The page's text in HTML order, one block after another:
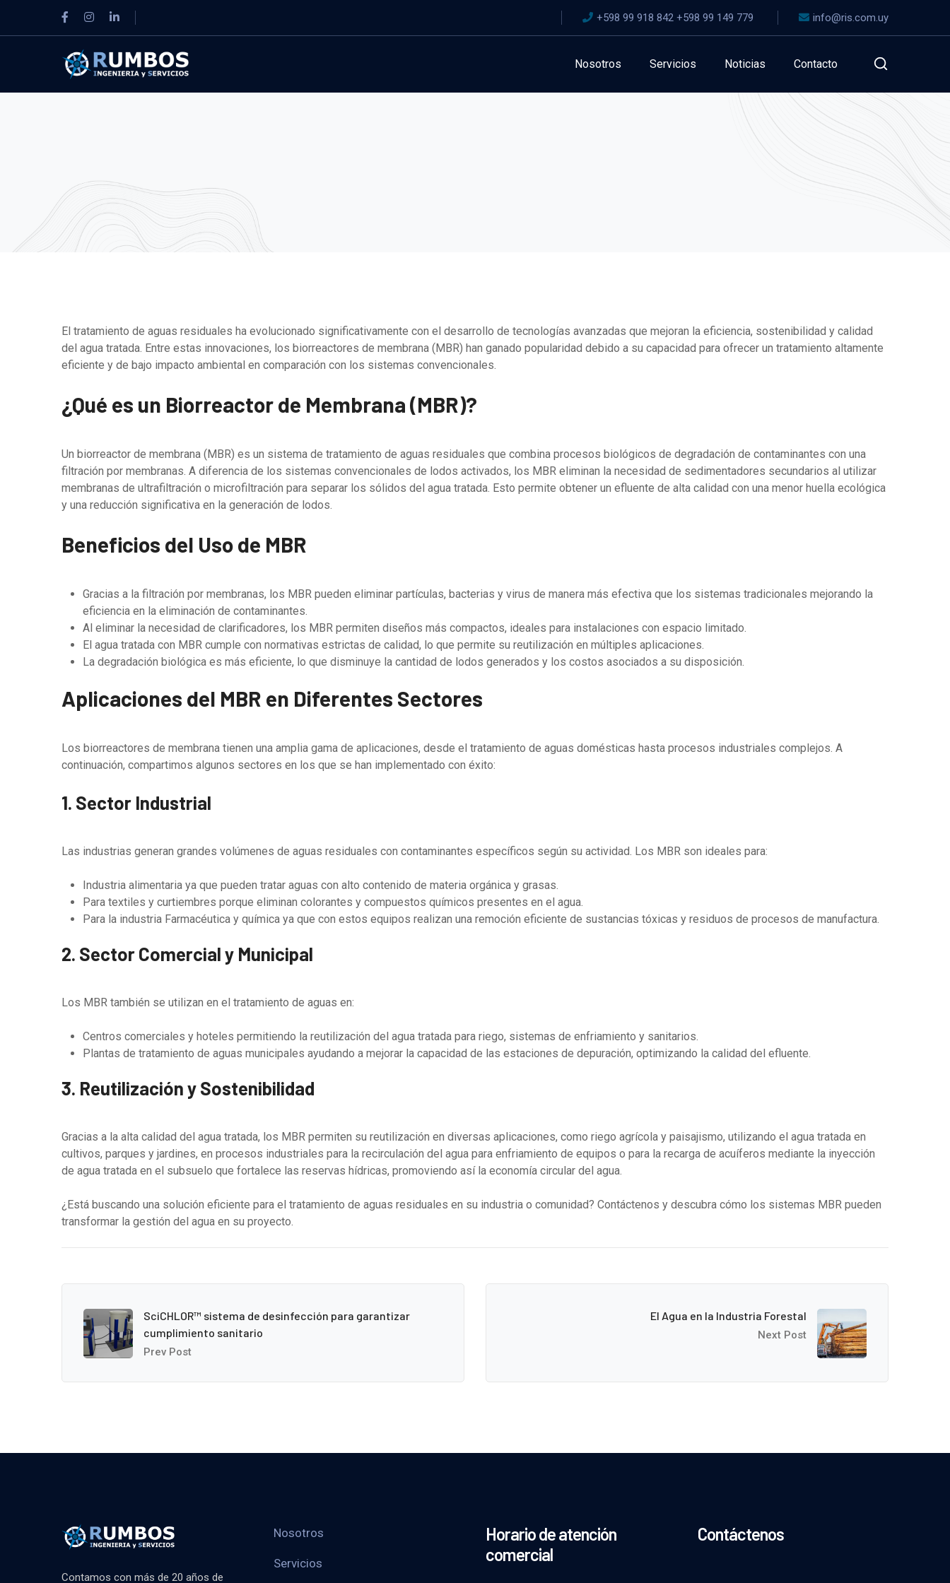
Facebook
Profile
Instagram
Profile
LinkedIn
Profile
+598 99 918 842 +598 99 149 779 info@ris.com.uy
Nosotros Servicios Noticias Contacto
El tratamiento de aguas residuales ha evolucionado significativamente con el desarrollo de tecnologías avanzadas que mejoran la eficiencia, sostenibilidad y calidad
del agua tratada. Entre estas innovaciones, los biorreactores de membrana (MBR) han ganado popularidad debido a su capacidad para ofrecer un tratamiento altamente
eficiente y de bajo impacto ambiental en comparación con los sistemas convencionales.
¿Qué es un Biorreactor de Membrana (MBR)?
Un biorreactor de membrana (MBR) es un sistema de tratamiento de aguas residuales que combina procesos biológicos de degradación de contaminantes con una
filtración por membranas. A diferencia de los sistemas convencionales de lodos activados, los MBR eliminan la necesidad de sedimentadores secundarios al utilizar
membranas de ultrafiltración o microfiltración para separar los sólidos del agua tratada. Esto permite obtener un efluente de alta calidad con una menor huella ecológica
y una reducción significativa en la generación de lodos.
Beneficios del Uso de MBR
Gracias a la filtración por membranas, los MBR pueden eliminar partículas, bacterias y virus de manera más efectiva que los sistemas tradicionales mejorando la
eficiencia en la eliminación de contaminantes.
Al eliminar la necesidad de clarificadores, los MBR permiten diseños más compactos, ideales para instalaciones con espacio limitado.
El agua tratada con MBR cumple con normativas estrictas de calidad, lo que permite su reutilización en múltiples aplicaciones.
La degradación biológica es más eficiente, lo que disminuye la cantidad de lodos generados y los costos asociados a su disposición.
Aplicaciones del MBR en Diferentes Sectores
Los biorreactores de membrana tienen una amplia gama de aplicaciones, desde el tratamiento de aguas domésticas hasta procesos industriales complejos. A
continuación, compartimos algunos sectores en los que se han implementado con éxito:
1. Sector Industrial
Las industrias generan grandes volúmenes de aguas residuales con contaminantes específicos según su actividad. Los MBR son ideales para:
Industria alimentaria ya que pueden tratar aguas con alto contenido de materia orgánica y grasas.
Para textiles y curtiembres porque eliminan colorantes y compuestos químicos presentes en el agua.
Para la industria Farmacéutica y química ya que con estos equipos realizan una remoción eficiente de sustancias tóxicas y residuos de procesos de manufactura.
2. Sector Comercial y Municipal
Los MBR también se utilizan en el tratamiento de aguas en:
Centros comerciales y hoteles permitiendo la reutilización del agua tratada para riego, sistemas de enfriamiento y sanitarios.
Plantas de tratamiento de aguas municipales ayudando a mejorar la capacidad de las estaciones de depuración, optimizando la calidad del efluente.
3. Reutilización y Sostenibilidad
Gracias a la alta calidad del agua tratada, los MBR permiten su reutilización en diversas aplicaciones, como riego agrícola y paisajismo, utilizando el agua tratada en
cultivos, parques y jardines, en procesos industriales para la recirculación del agua para enfriamiento de equipos o para la recarga de acuíferos mediante la inyección
de agua tratada en el subsuelo que fortalece las reservas hídricas, promoviendo así la economía circular del agua.
¿Está buscando una solución eficiente para el tratamiento de aguas residuales en su industria o comunidad? Contáctenos y descubra cómo los sistemas MBR pueden
transformar la gestión del agua en su proyecto.
SciCHLOR™ sistema de desinfección para garantizar
cumplimiento sanitario
Prev Post
El Agua en la Industria Forestal
Next Post
Contamos con más de 20 años de
Nosotros
Servicios
Horario de atención
comercial
Contáctenos